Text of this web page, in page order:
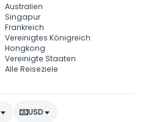
Australien
Singapur
Frankreich
Vereinigtes Königreich
Hongkong
Vereinigte Staaten
Alle Reiseziele
USD